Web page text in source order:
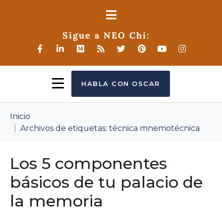
Sigue a NEO Chi:
HABLA CON OSCAR
Inicio
Archivos de etiquetas: técnica mnemotécnica
Los 5 componentes
básicos de tu palacio de
la memoria